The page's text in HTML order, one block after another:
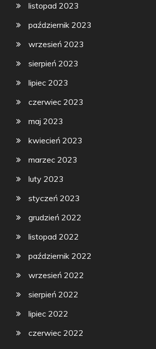
listopad 2023
październik 2023
wrzesień 2023
sierpień 2023
lipiec 2023
czerwiec 2023
maj 2023
kwiecień 2023
marzec 2023
luty 2023
styczeń 2023
grudzień 2022
listopad 2022
październik 2022
wrzesień 2022
sierpień 2022
lipiec 2022
czerwiec 2022